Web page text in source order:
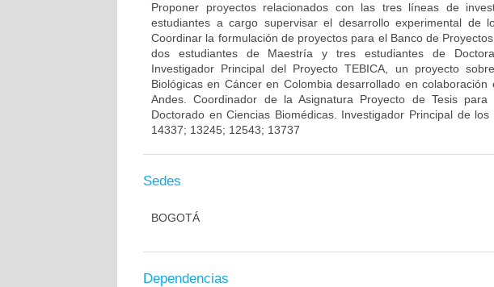
Proponer proyectos relacionados con las tres líneas de
estudiantes a cargo supervisar el desarrollo experimental de
Coordinar la formulación de proyectos para el Banco de
dos estudiantes de Maestría y tres estudiantes de
Investigador Principal del Proyecto TEBICA, un proyecto
Biológicas en Cáncer en Colombia desarrollado en
Andes. Coordinador de la Asignatura Proyecto de Tesis
Doctorado en Ciencias Biomédicas. Investigador Principal de los
14337; 13245; 12543; 13737
Sedes
BOGOTÁ
Dependencias